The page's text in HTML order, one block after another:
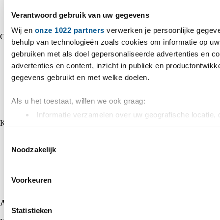
Verantwoord gebruik van uw gegevens
Wij en onze 1022 partners verwerken je persoonlijke
behulp van technologieën zoals cookies om informatie op
gebruiken met als doel gepersonaliseerde advertenties en
advertenties en content, inzicht in publiek en
gegevens gebruikt en met welke doelen.
Als u het toestaat, willen we ook graag:
Informatie verzamelen over uw geografische locatie,
nauwkeurig kan zijn
(fingerprinting)
het
detailgedeelte
We gebruiken cookies om content en advertenties te
Noodzakelijk
Voorkeuren
Statistieken
Vr: 07:00 - 17:00
Za - Zo: Gesloten
Categorieën
Energieopslag
Zonnepanelen
Omvormers
Montage
Installatie
Alle Merken
Klantenservice
Veelgestelde vragen
Cookies
Abonneer op onze nieuwsbrief